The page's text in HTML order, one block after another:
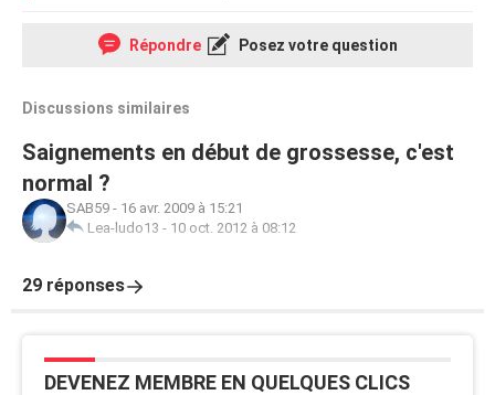
Répondre Posez votre question
Discussions similaires
Saignements en début de grossesse, c'est
normal ?
SAB59 - 16 avr. 2009 à 15:21
Lea-ludo13 - 10 oct. 2012 à 08:12
29 réponses
DEVENEZ MEMBRE EN QUELQUES CLICS